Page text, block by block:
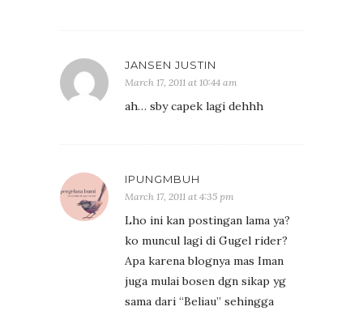
JANSEN JUSTIN
March 17, 2011 at 10:44 am
ah… sby capek lagi dehhh
IPUNGMBUH
March 17, 2011 at 4:35 pm
Lho ini kan postingan lama ya?
ko muncul lagi di Gugel rider?
Apa karena blognya mas Iman
juga mulai bosen dgn sikap yg
sama dari “Beliau” sehingga